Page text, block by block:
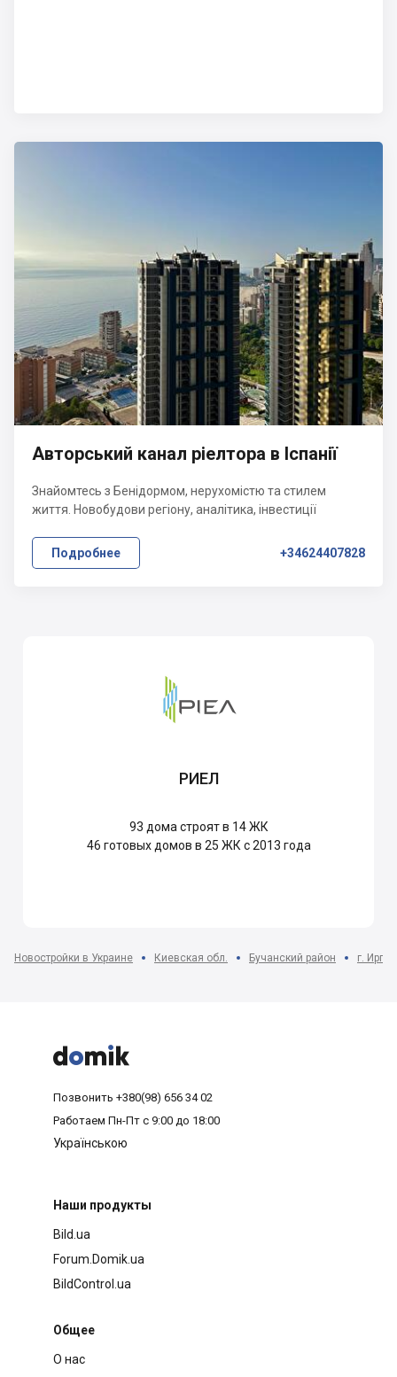
Авторський канал ріелтора в Іспанії
Знайомтесь з Бенідормом, нерухомістю та стилем
життя. Новобудови регіону, аналітика, інвестиції
Подробнее +34624407828
РИЕЛ
93 дома строят в 14 ЖК
46 готовых домов в 25 ЖК с 2013 года
Новостройки в Украине Киевская обл. Бучанский район г.



Позвонить +380(98) 656 34 02
Работаем Пн-Пт с 9:00 до 18:00
Українською
Наши продукты
Bild.ua
Forum.Domik.ua
BildControl.ua
Общее
О нас